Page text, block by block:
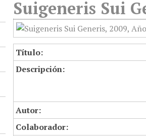
Suigeneris Sui
Título:
Descripción:
Autor:
Colaborador: